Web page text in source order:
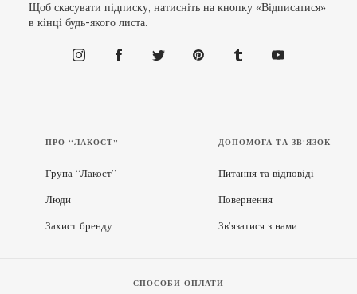
Щоб скасувати підписку, натисніть на кнопку «Відписатися»
в кінці будь-якого листа.
ПРО “ЛАКОСТ”
Група “Лакост”
Люди
Захист бренду
ДОПОМОГА ТА ЗВ'ЯЗОК
Питання та відповіді
Повернення
Зв’язатися з нами
СПОСОБИ ОПЛАТИ